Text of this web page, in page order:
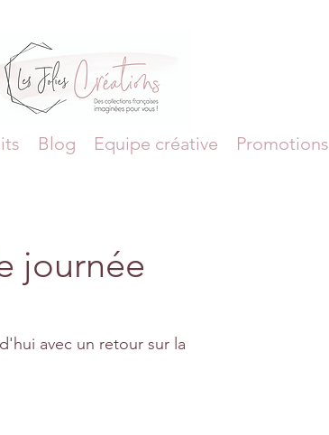
Blog Equipe créative Promotions
journée
avec un retour sur la